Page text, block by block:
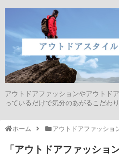
アウトドアファッションやアウトド
っているだけで気分のあがるこだわ
ホーム アウトドアファッショ
「 アウトドアファッショ